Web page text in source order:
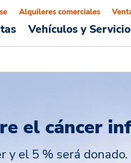
Vehículos y
Alquileres comerciales
el cáncer
y el 5 % será donado.